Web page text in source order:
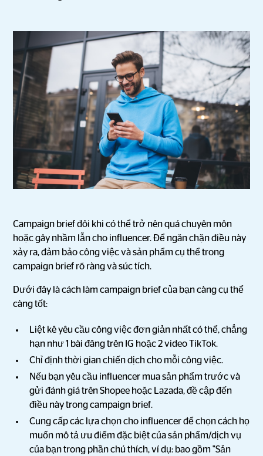
Campaign brief đôi khi có thể trở nên quá chuyên môn
hoặc gây nhầm lẫn cho influencer. Để ngăn chặn điều này
xảy ra, đảm bảo công việc và sản phẩm cụ thể trong
campaign brief rõ ràng và súc tích.
Dưới đây là cách làm campaign brief của bạn càng cụ thể
càng tốt:
Liệt kê yêu cầu công việc đơn giản nhất có thể, chẳng
hạn như 1 bài đăng trên IG hoặc 2 video TikTok.
Chỉ định thời gian chiến dịch cho mỗi công việc.
Nếu bạn yêu cầu influencer mua sản phẩm trước và
gửi đánh giá trên Shopee hoặc Lazada, đề cập đến
điều này trong campaign brief.
Cung cấp các lựa chọn cho influencer để chọn cách họ
muốn mô tả ưu điểm đặc biệt của sản phẩm/dịch vụ
của bạn trong phần chú thích, ví dụ: bao gồm "Sản